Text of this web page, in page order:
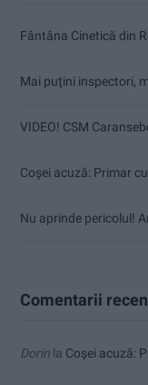
Fântâna Cinetică din
Mai puțini inspectori,
VIDEO! CSM
Coșei acuză: Primar
Nu aprinde pericolul!
Comentarii
Dorin la Coșei acuză: